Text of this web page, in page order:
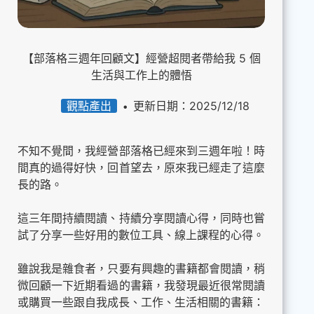
【部落格三週年回顧文】經營超閱者帶給我 5 個
生活與工作上的體悟
觀點產出 更新日期：2025/12/18
不知不覺間，我經營部落格已經來到三週年啦！時
間真的過得好快，回首望去，原來我已經走了這麼
長的路。
這三年間持續閱讀、持續分享閱讀心得，同時也嘗
試了分享一些好用的數位工具、線上課程的心得。
雖說我是雜食者，只要有興趣的書籍都會閱讀，稍
微回顧一下近期看過的書籍，我發現最近很常閱讀
或購買一些跟自我成長、工作、生活相關的書籍：